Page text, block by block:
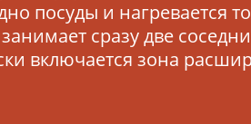
посуды и нагревается
сразу две
включается зона
В